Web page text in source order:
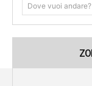
Dove vuoi andare?